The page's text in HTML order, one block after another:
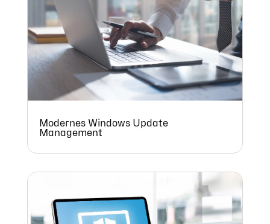
kennen. Gerne können Sie sich auch mittels
unserer zahlreichen Whitepaper tiefer in das
Thema UEM einlesen.
Modernes Windows Update
Management